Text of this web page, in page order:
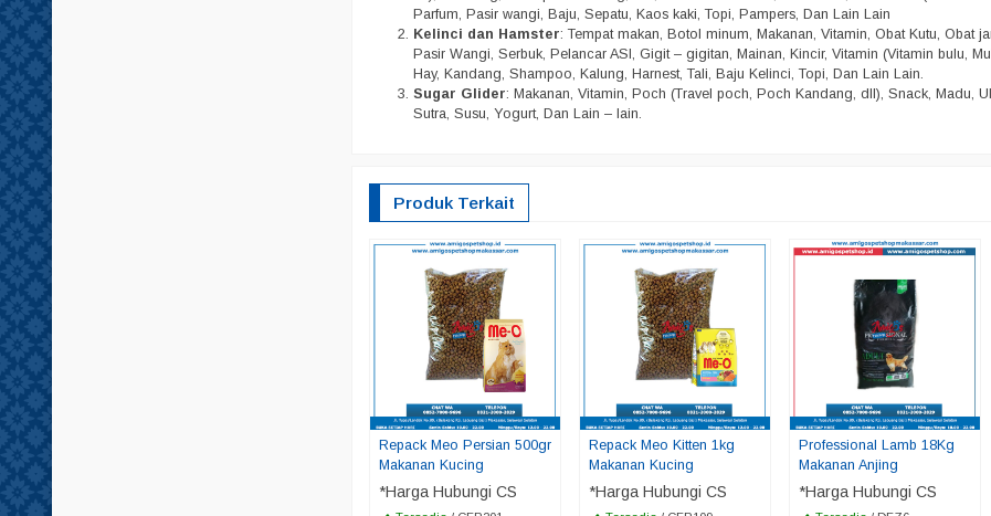
Parfum, Pasir wangi, Baju, Sepatu, Kaos kaki, Topi, Pampers, Dan Lain Lain
Kelinci dan Hamster: Tempat makan, Botol minum, Makanan, Vitamin, Obat Kutu, Obat
Pasir Wangi, Serbuk, Pelancar ASI, Gigit – gigitan, Mainan, Kincir, Vitamin (Vitamin bulu,
Hay, Kandang, Shampoo, Kalung, Harnest, Tali, Baju Kelinci, Topi, Dan Lain Lain.
Sugar Glider: Makanan, Vitamin, Poch (Travel poch, Poch Kandang, dll), Snack, Madu,
Sutra, Susu, Yogurt, Dan Lain – lain.
Produk Terkait
Repack Meo Persian 500gr
Makanan Kucing
*Harga Hubungi CS
Repack Meo Kitten 1kg
Makanan Kucing
*Harga Hubungi CS
Professional Lamb 18Kg
Makanan Anjing
*Harga Hubungi CS